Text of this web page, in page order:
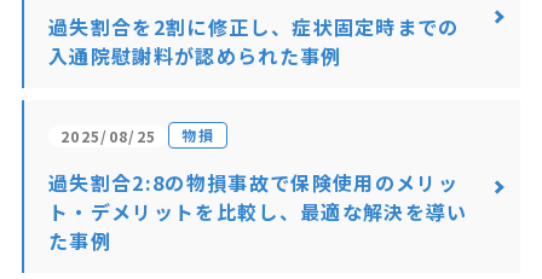
過失割合を2割に修正し、症状固定時までの
入通院慰謝料が認められた事例
2025/08/25 物損
過失割合2:8の物損事故で保険使用のメリッ
ト・デメリットを比較し、最適な解決を導い
た事例